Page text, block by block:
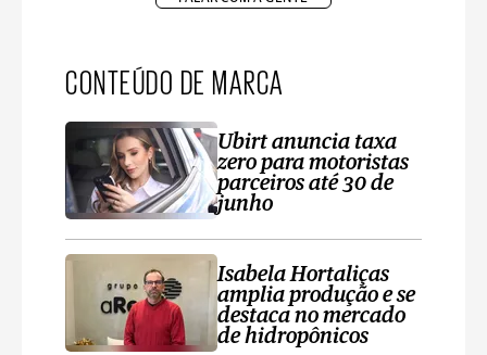
CONTEÚDO DE MARCA
Ubirt anuncia taxa
zero para motoristas
parceiros até 30 de
junho
Isabela Hortaliças
amplia produção e se
destaca no mercado
de hidropônicos